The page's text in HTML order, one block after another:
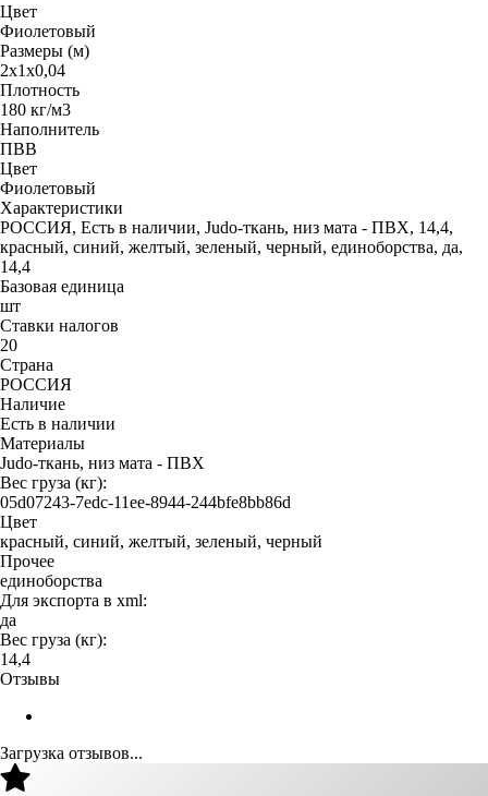
Цвет
Фиолетовый
Размеры (м)
2х1х0,04
Плотность
180 кг/м3
Наполнитель
ПВВ
Цвет
Фиолетовый
Характеристики
РОССИЯ, Есть в наличии, Judo-ткань, низ мата - ПВХ, 14,4,
красный, синий, желтый, зеленый, черный, единоборства, да,
14,4
Базовая единица
шт
Ставки налогов
20
Страна
РОССИЯ
Наличие
Есть в наличии
Материалы
Judo-ткань, низ мата - ПВХ
Вес груза (кг):
05d07243-7edc-11ee-8944-244bfe8bb86d
Цвет
красный, синий, желтый, зеленый, черный
Прочее
единоборства
Для экспорта в xml:
да
Вес груза (кг):
14,4
Отзывы
Загрузка отзывов...